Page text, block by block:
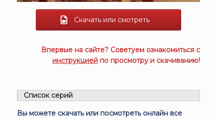
Скачать или смотреть
Впервые на сайте? Советуем ознакомиться с
инструкцией по просмотру и скачиванию!
Список серий
Вы можете скачать или посмотреть онлайн все